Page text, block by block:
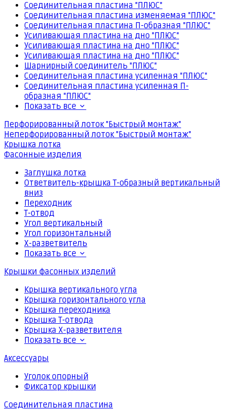
Соединительная пластина "ПЛЮС"
Соединительная пластина изменяемая "ПЛЮС"
Соединительная пластина П-образная "ПЛЮС"
Усиливающая пластина на дно "ПЛЮС"
Усиливающая пластина на дно "ПЛЮС"
Усиливающая пластина на дно "ПЛЮС"
Шарнирный соединитель "ПЛЮС"
Соединительная пластина усиленная "ПЛЮС"
Соединительная пластина усиленная П-
образная "ПЛЮС"
Показать все
Перфорированный лоток "Быстрый монтаж"
Неперфорированный лоток "Быстрый монтаж"
Крышка лотка
Фасонные изделия
Заглушка лотка
Ответвитель-крышка Т-образный вертикальный
вниз
Переходник
Т-отвод
Угол вертикальный
Угол горизонтальный
Х-разветвитель
Показать все
Крышки фасонных изделий
Крышка вертикального угла
Крышка горизонтального угла
Крышка переходника
Крышка Т-отвода
Крышка Х-разветвителя
Показать все
Аксессуары
Уголок опорный
Фиксатор крышки
Соединительная пластина